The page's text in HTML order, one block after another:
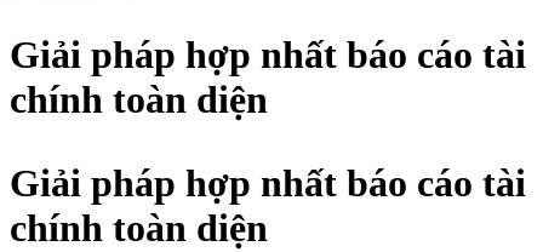
Giải pháp hợp nhất báo cáo tài
chính toàn diện
Giải pháp hợp nhất báo cáo tài
chính toàn diện